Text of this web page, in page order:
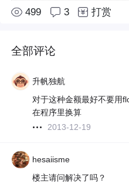
499 3 打赏
全部评论
升帆独航
对于这种金额最好不要用
在程序里换算
2013-12-19
hesaiisme
楼主请问解决了吗？